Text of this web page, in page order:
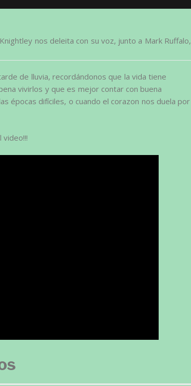
nos deleita con su voz, junto a Mark Ruffalo,
de lluvia, recordándonos que la vida tiene
vivirlos y que es mejor contar con buena
épocas difíciles, o cuando el corazon nos duela por
video!!!